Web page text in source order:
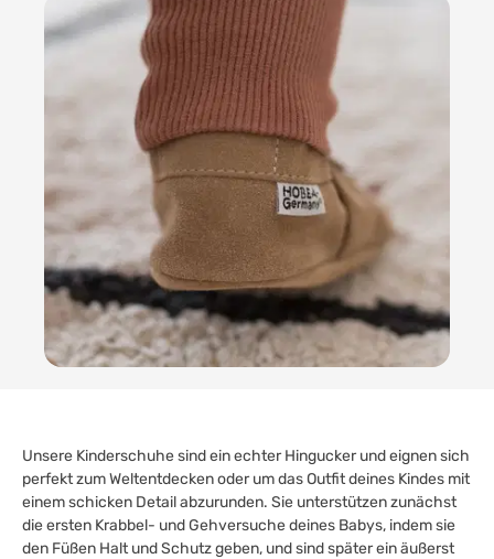
Unsere Kinderschuhe sind ein echter Hingucker und eignen sich
perfekt zum Weltentdecken oder um das Outfit deines Kindes mit
einem schicken Detail abzurunden. Sie unterstützen zunächst
die ersten Krabbel- und Gehversuche deines Babys, indem sie
den Füßen Halt und Schutz geben, und sind später ein äußerst